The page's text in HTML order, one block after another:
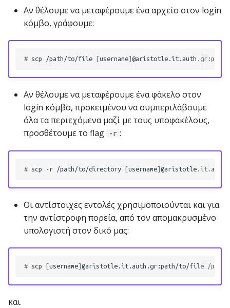
ε
ι
α
ε
η
α
Hybrid (MPI+OpenMP)
Parallel GNU εργασίες
Project Manager
Επεξεργαστές κειμένου
(Text Editors)
Προγραμματισμού
Παράλληλος
Προγραμματισμός
Επιστημονικές
Εφαρμογές
Machine learning
Mathematics
Μη επικαιροποιημένες
Αν θέλουμε να μεταφέρουμε ένα αρχείο στον login
κόμβο, γράφουμε:
# scp /path/to/file [username]
Αν θέλουμε να μεταφέρουμε ένα φάκελο στον
login κόμβο, προκειμένου να συμπεριλάβουμε
όλα τα περιεχόμενα μαζί με τους υποφακέλους,
προσθέτουμε το flag
-r :
# scp -r /path/to/directory [username]
Οι αντίστοιχες εντολές χρησιμοποιούνται και για
την αντίστροφη πορεία, από τον απομακρυσμένο
υπολογιστή στον δικό μας:
# scp [username] @aristotle.it.auth.gr:path/to/file
και